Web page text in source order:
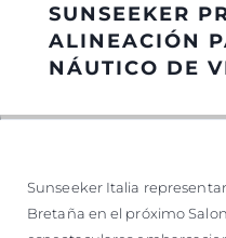
VALORE SU
SUNSEEKER
ALINEACIÓN
NÁUTICO DE
Sunseeker Italia
Bretaña en el próximo